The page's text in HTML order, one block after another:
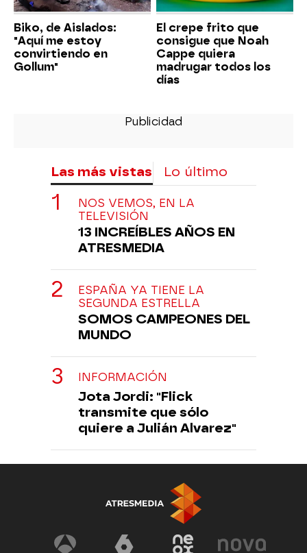
Biko, de Aislados:
"Aquí me estoy
convirtiendo en
Gollum"
El crepe frito que
consigue que Noah
Cappe quiera
madrugar todos los
días
Las más vistas Lo último
NOS VEMOS, EN LA
TELEVISIÓN
13 INCREÍBLES AÑOS EN
ATRESMEDIA
ESPAÑA YA TIENE LA
SEGUNDA ESTRELLA
SOMOS CAMPEONES DEL
MUNDO
INFORMACIÓN
Jota Jordi: "Flick
transmite que sólo
quiere a Julián Alvarez"